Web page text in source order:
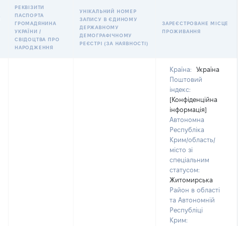
РЕКВІЗИТИ
ПАСПОРТА
ГРОМАДЯНИНА
УКРАЇНИ /
СВІДОЦТВА ПРО
НАРОДЖЕННЯ
УНІКАЛЬНИЙ НОМЕР
ЗАПИСУ В ЄДИНОМУ
ДЕРЖАВНОМУ
ДЕМОГРАФІЧНОМУ
РЕЄСТРІ (ЗА НАЯВНОСТІ)
ЗАРЕЄСТРОВАНЕ МІСЦЕ
ПРОЖИВАННЯ
Країна:
Україна
Поштовий
індекс:
[Конфіденційна
інформація]
Автономна
Республіка
Крим/область/
місто зі
спеціальним
статусом:
Житомирська
Район в області
та Автономній
Республіці
Крим: